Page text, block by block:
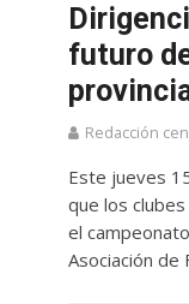
futuro
Redacción
Este jueves
que los
el
Asociación de